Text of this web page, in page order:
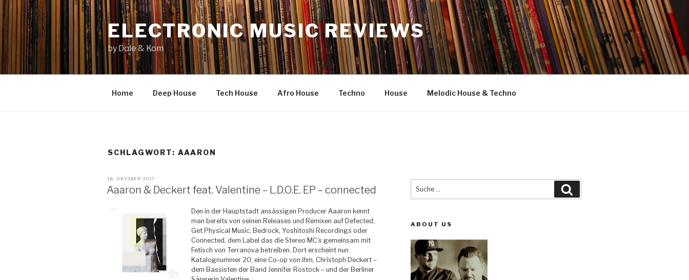
springen
ELECTRONIC MUSIC REVIEWS
by Dole & Kom
Home Deep House Tech House Afro House Techno House Melodic House & Techno
SCHLAGWORT: AAARON
VERÖFFENTLICHT
AM
16. OKTOBER 2017
Aaaron & Deckert feat. Valentine – L.D.O.E. EP – connected
Den in der Hauptstadt ansässigen Producer Aaaron kennt
man bereits von seinen Releases und Remixen auf Defected,
Get Physical Music, Bedrock, Yoshitoshi Recordings oder
Connected, dem Label das die Stereo MC’s gemeinsam mit
Fetisch von Terranova betreiben. Dort erscheint nun
Katalognummer 20; eine Co-op von ihm, Christoph Deckert –
dem Bassisten der Band Jennifer Rostock – und der Berliner
Suche
ABOUT US